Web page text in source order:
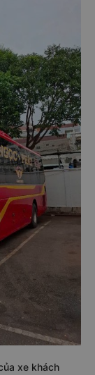
xe khách